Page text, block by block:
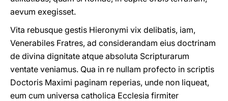
aevum exegisset.
Vita rebusque gestis Hieronymi vix delibatis, iam,
Venerabiles Fratres, ad considerandam eius doctrinam
de divina dignitate atque absoluta Scripturarum
ventate veniamus. Qua in re nullam profecto in scriptis
Doctoris Maximi paginam reperias, unde non liqueat,
eum cum universa catholica Ecclesia firmiter